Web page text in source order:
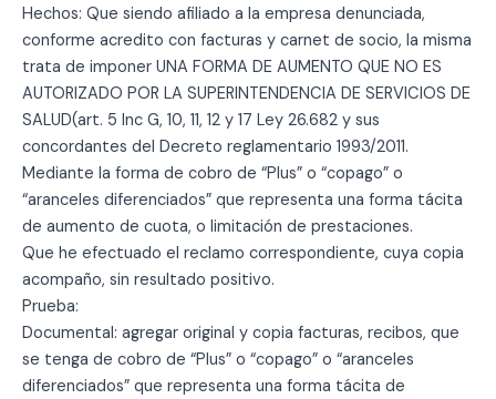
Hechos: Que siendo afiliado a la empresa denunciada,
conforme acredito con facturas y carnet de socio, la misma
trata de imponer UNA FORMA DE AUMENTO QUE NO ES
AUTORIZADO POR LA SUPERINTENDENCIA DE SERVICIOS DE
SALUD(art. 5 Inc G, 10, 11, 12 y 17 Ley 26.682 y sus
concordantes del Decreto reglamentario 1993/2011.
Mediante la forma de cobro de “Plus” o “copago” o
“aranceles diferenciados” que representa una forma tácita
de aumento de cuota, o limitación de prestaciones.
Que he efectuado el reclamo correspondiente, cuya copia
acompaño, sin resultado positivo.
Prueba:
Documental: agregar original y copia facturas, recibos, que
se tenga de cobro de “Plus” o “copago” o “aranceles
diferenciados” que representa una forma tácita de